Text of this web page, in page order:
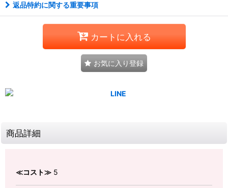
返品特約に関する重要事項
カートに入れる
お気に入り登録
商品詳細
≪コスト≫ 5